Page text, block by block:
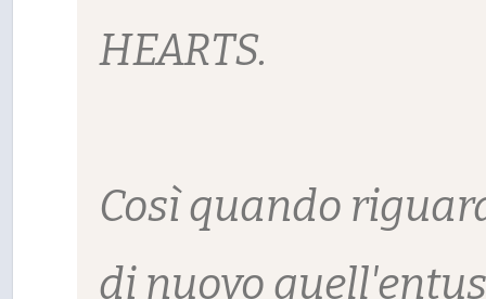
HEARTS.
Così quando
di nuovo